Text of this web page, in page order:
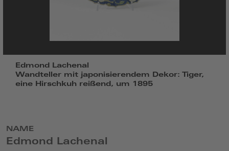
Edmond Lachenal
Wandteller mit japonisierendem Dekor: Tiger,
eine Hirschkuh reißend, um 1895
NAME
Edmond Lachenal